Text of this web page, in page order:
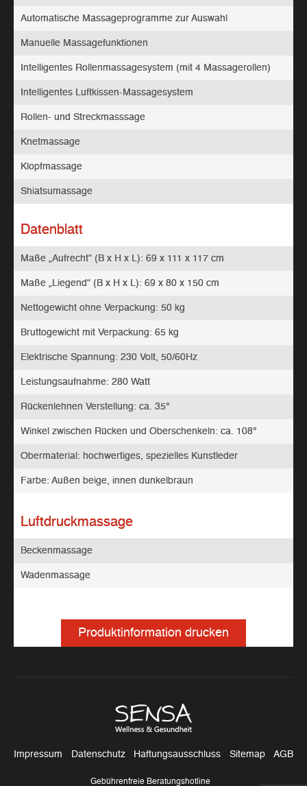
Automatische Massageprogramme zur Auswahl
Manuelle Massagefunktionen
Intelligentes Rollenmassagesystem (mit 4 Massagerollen)
Intelligentes Luftkissen-Massagesystem
Rollen- und Streckmasssage
Knetmassage
Klopfmassage
Shiatsumassage
Datenblatt
Maße „Aufrecht“ (B x H x L): 69 x 111 x 117 cm
Maße „Liegend“ (B x H x L): 69 x 80 x 150 cm
Nettogewicht ohne Verpackung: 50 kg
Bruttogewicht mit Verpackung: 65 kg
Elektrische Spannung: 230 Volt, 50/60Hz
Leistungsaufnahme: 280 Watt
Rückenlehnen Verstellung: ca. 35°
Winkel zwischen Rücken und Oberschenkeln: ca. 108°
Obermaterial: hochwertiges, spezielles Kunstleder
Farbe: Außen beige, innen dunkelbraun
Luftdruckmassage
Beckenmassage
Wadenmassage
Produktinformation drucken
Impressum Datenschutz Haftungsausschluss Sitemap AGB
Gebührenfreie Beratungshotline